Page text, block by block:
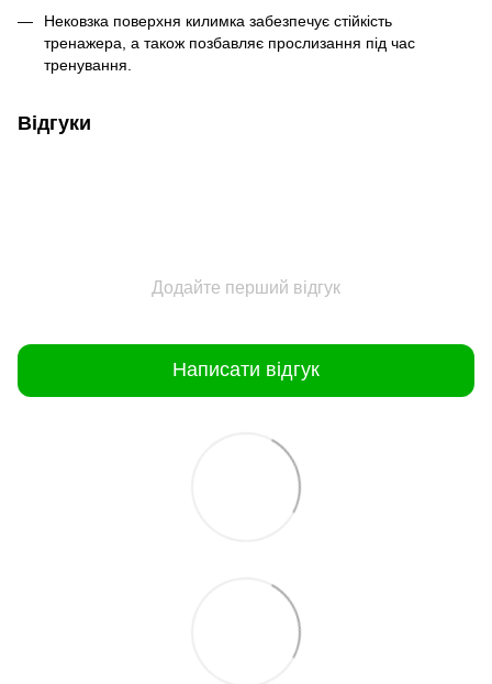
Нековзка поверхня килимка забезпечує стійкість
тренажера, а також позбавляє прослизання під час
тренування.
Відгуки
Додайте перший відгук
Написати відгук